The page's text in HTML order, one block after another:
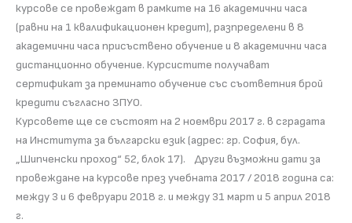
курсове се провеждат в рамките на 16 академични часа
(равни на 1 квалификационен кредит), разпределени в 8
академични часа присъствено обучение и 8 академични часа
дистанционно обучение. Курсистите получават
сертификат за преминато обучение със съответния брой
кредити съгласно ЗПУО.
Курсовете ще се състоят на 2 ноември 2017 г. в сградата
на Института за български език (адрес: гр. София, бул.
„Шипченски проход“ 52, блок 17). Други възможни дати за
провеждане на курсове през учебната 2017 / 2018 година са:
между 3 и 6 февруари 2018 г. и между 31 март и 5 април 2018
г.